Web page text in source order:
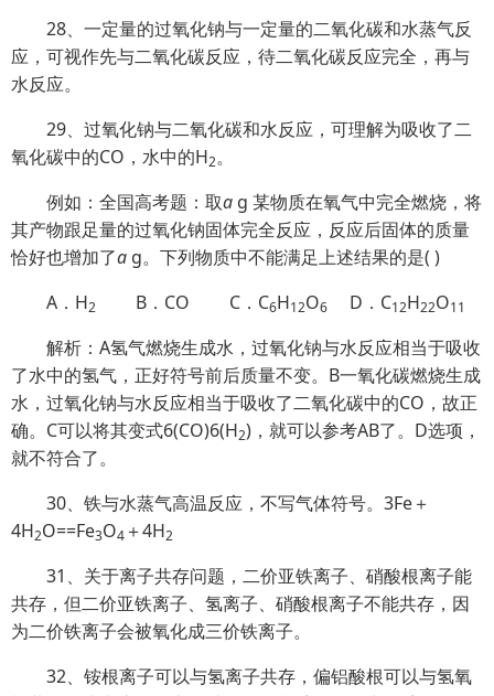
28、一定量的过氧化钠与一定量的二氧化碳和水蒸气反
应，可视作先与二氧化碳反应，待二氧化碳反应完全，再与
水反应。
29、过氧化钠与二氧化碳和水反应，可理解为吸收了二
氧化碳中的CO，水中的H2。
例如：全国高考题：取a g 某物质在氧气中完全燃烧，将
其产物跟足量的过氧化钠固体完全反应，反应后固体的质量
恰好也增加了a g。下列物质中不能满足上述结果的是( )
A．H2 B．CO C．C6H12O6 D．C12H22O11
解析：A氢气燃烧生成水，过氧化钠与水反应相当于吸收
了水中的氢气，正好符号前后质量不变。B一氧化碳燃烧生成
水，过氧化钠与水反应相当于吸收了二氧化碳中的CO，故正
确。C可以将其变式6(CO)6(H2)，就可以参考AB了。D选项，
就不符合了。
30、铁与水蒸气高温反应，不写气体符号。3Fe＋
4H2O==Fe3O4 ＋4H2
31、关于离子共存问题，二价亚铁离子、硝酸根离子能
共存，但二价亚铁离子、氢离子、硝酸根离子不能共存，因
为二价铁离子会被氧化成三价铁离子。
32、铵根离子可以与氢离子共存，偏铝酸根可以与氢氧